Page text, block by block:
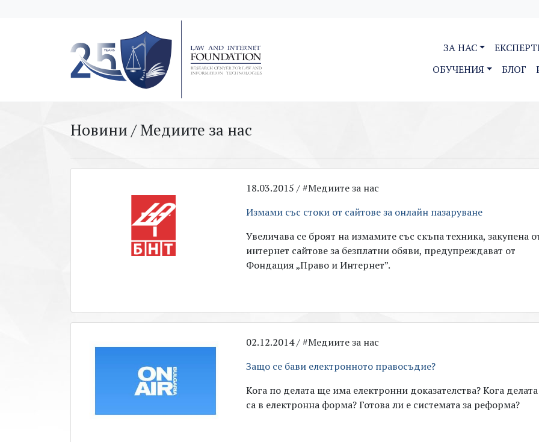
ЗА НАС
ОБУЧЕНИЯ
БЛОГ
Новини / Медиите за нас
18.03.2015 / #Медиите за нас
Измами със стоки от сайтове за онлайн пазаруване
Увеличава се броят на измамите със скъпа техника, закупена
интернет сайтове за безплатни обяви, предупреждават от
Фондация „Право и Интернет”.
02.12.2014 / #Медиите за нас
Защо се бави електронното правосъдие?
Кога по делата ще има електронни доказателства? Кога
са в електронна форма? Готова ли е системата за реформа?